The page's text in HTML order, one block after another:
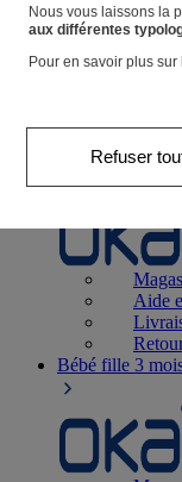
Favoris
Naissance0-12
Aide
Bébé fille 3
Nous vous laissons la
aux différentes
Pour en savoir plus sur
Refuser